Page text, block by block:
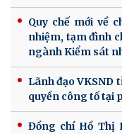
Quy chế mới về
nhiệm, tạm đình
ngành Kiểm sát
Lãnh đạo VKSND
quyền công tố tại
Đồng chí Hồ Thị